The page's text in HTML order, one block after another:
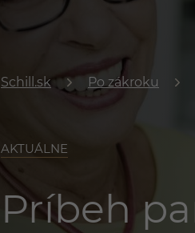
Schill.sk Po zákroku
AKTUÁLNE
Príbeh